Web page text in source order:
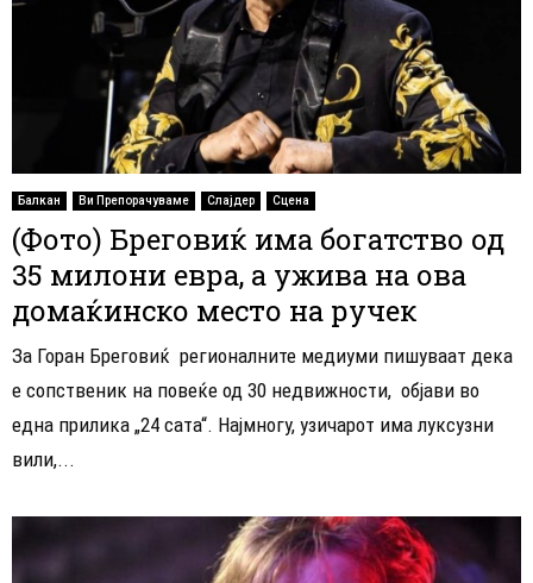
Балкан Ви Препорачуваме Слајдер Сцена
(Фото) Бреговиќ има богатство од
35 милони евра, а ужива на ова
домаќинско место на ручек
За Горан Бреговиќ регионалните медиуми пишуваат дека
е сопственик на повеќе од 30 недвижности, објави во
една прилика „24 сата“. Најмногу, узичарот има луксузни
вили,...